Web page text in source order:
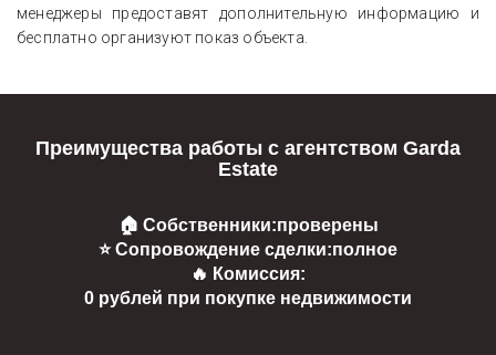
менеджеры предоставят дополнительную информацию и
бесплатно организуют показ объекта.
Преимущества работы с агентством Garda
Estate
🏠 Собственники:проверены
⭐ Сопровождение сделки:полное
🔥 Комиссия:
0 рублей при покупке недвижимости